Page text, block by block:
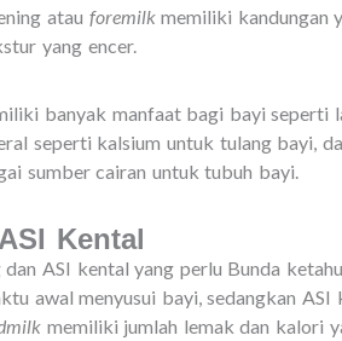
atau foremilkmemiliki kandungan
yang encer.
banyak manfaat bagi bayi seperti
seperti kalsium untuk tulang bayi,
sumber cairan untuk tubuh bayi.
Kental
ASI kental yang perlu Bunda
awal menyusui bayi, sedangkan
memiliki jumlah lemak dan kalori